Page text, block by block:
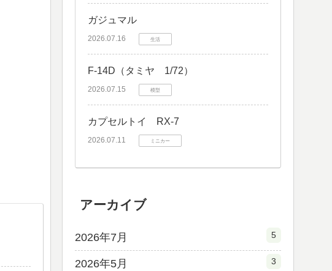
ガジュマル
2026.07.16 生活
F-14D（タミヤ 1/72）
2026.07.15 模型
カプセルトイ RX-7
2026.07.11 ミニカー
アーカイブ
2026年7月 5
2026年5月 3